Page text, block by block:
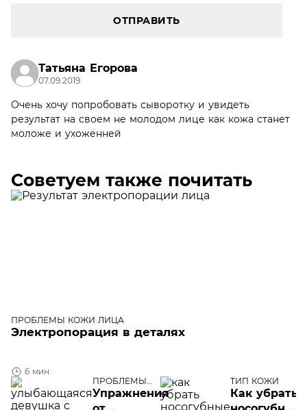
ОТПРАВИТЬ
Татьяна Егорова
07.09.2019
Очень хочу попробовать сыворотку и увидеть
результат на своем не молодом лице как кожа станет
моложе и ухоженней
Советуем также почитать
ПРОБЛЕМЫ КОЖИ ЛИЦА
Электропорация в деталях
6 мин.
ПРОБЛЕМЫ
КОЖИ ЛИЦА
Упражнения
ТИП КОЖИ
Как убрать